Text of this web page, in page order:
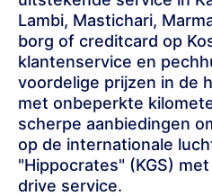
Lambi, Mastichari,
borg of creditcard op
klantenservice en
voordelige prijzen in de
met onbeperkte
scherpe aanbiedingen
op de internationale
"Hippocrates" (KGS)
drive service.